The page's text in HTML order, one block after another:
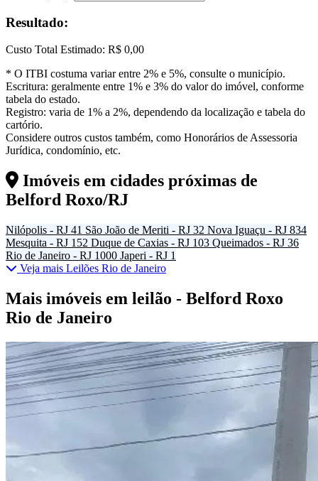
Resultado:
Custo Total Estimado: R$ 0,00
* O ITBI costuma variar entre 2% e 5%, consulte o município.
Escritura: geralmente entre 1% e 3% do valor do imóvel, conforme
tabela do estado.
Registro: varia de 1% a 2%, dependendo da localização e tabela do
cartório.
Considere outros custos também, como Honorários de Assessoria
Jurídica, condomínio, etc.
Imóveis em cidades próximas de
Belford Roxo/RJ
Nilópolis - RJ 41 São João de Meriti - RJ 32 Nova Iguaçu - RJ 834
Mesquita - RJ 152 Duque de Caxias - RJ 103 Queimados - RJ 36
Rio de Janeiro - RJ 1000 Japeri - RJ 1
Veja mais Leilões Rio de Janeiro
Mais imóveis em leilão - Belford Roxo
Rio de Janeiro